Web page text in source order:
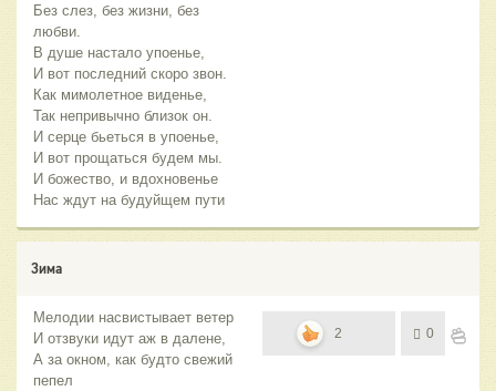
Без слез, без жизни, без
любви.
В душе настало упоенье,
И вот последний скоро звон.
Как мимолетное виденье,
Так непривычно близок он.
И серце бьеться в упоенье,
И вот прощаться будем мы.
И божество, и вдохновенье
Нас ждут на будуйщем пути
Зима
Мелодии насвистывает ветер
И отзвуки идут аж в далене,
А за окном, как будто свежий
пепел
2 0